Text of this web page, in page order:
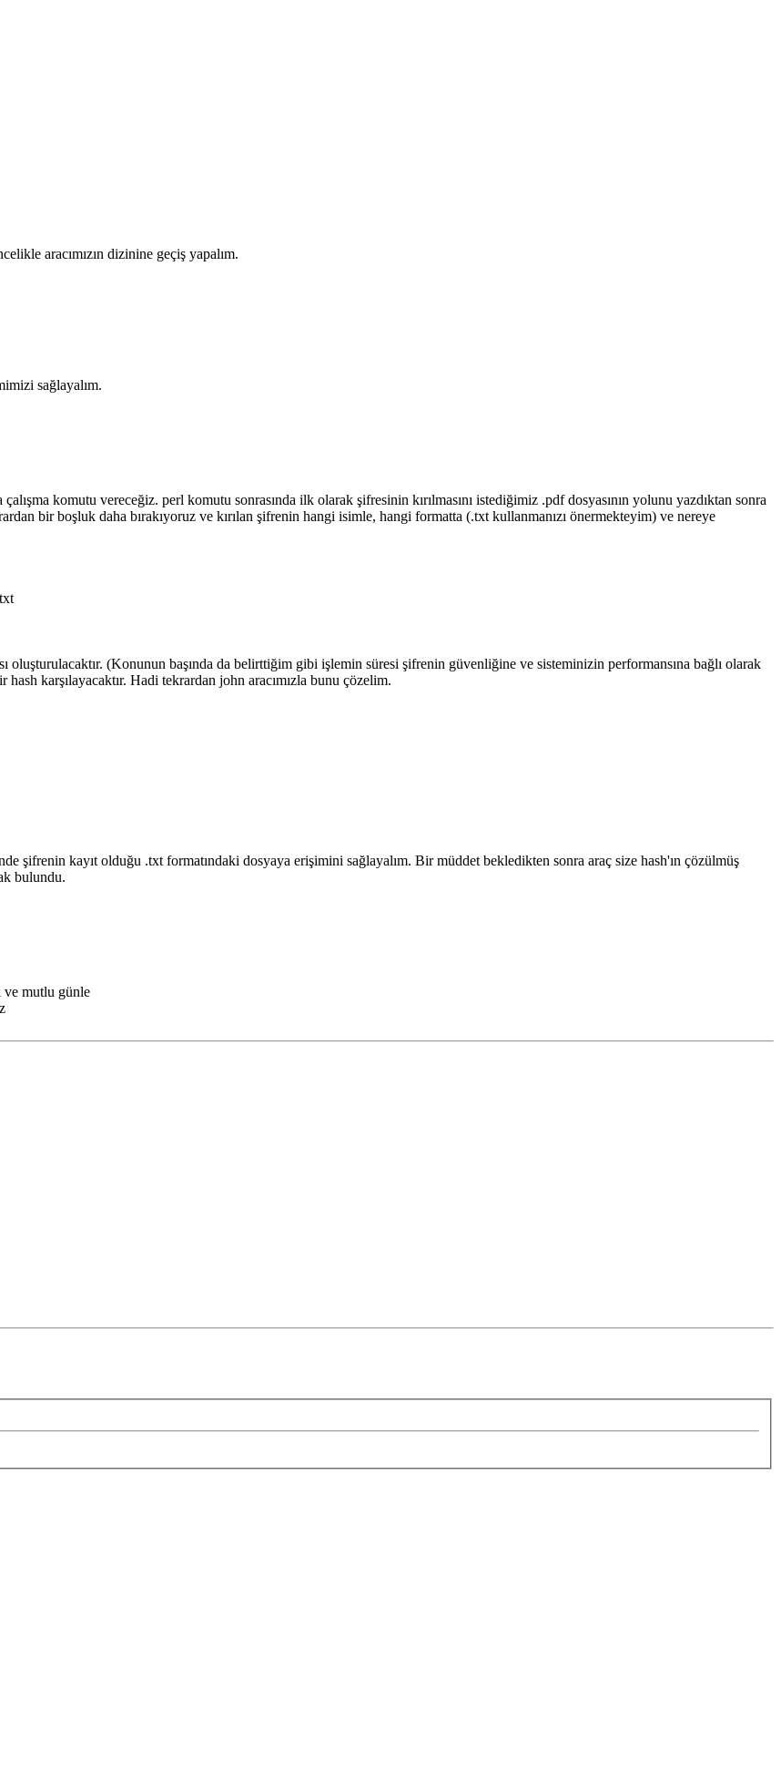
aracımızın dizinine geçiş yapalım.
sağlayalım.
komutu vereceğiz. perl komutu sonrasında ilk olarak şifresinin kırılmasını istediğimiz .pdf dosyasının yolunu yazdıktan sonra
bir boşluk daha bırakıyoruz ve kırılan şifrenin hangi isimle, hangi formatta (.txt kullanmanızı önermekteyim) ve nereye
(Konunun başında da belirttiğim gibi işlemin süresi şifrenin güvenliğine ve sisteminizin performansına bağlı olarak
karşılayacaktır. Hadi tekrardan john aracımızla bunu çözelim.
şifrenin kayıt olduğu .txt formatındaki dosyaya erişimini sağlayalım. Bir müddet bekledikten sonra araç size hash'ın çözülmüş
bulundu.
ve mutlu günle